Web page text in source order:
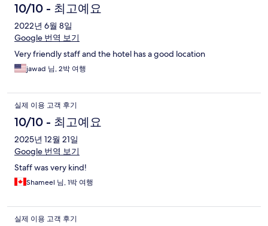
10/10 - 최고예요
2022년 6월 8일
Google 번역 보기
Very friendly staff and the hotel has a good location
jawad 님, 2박 여행
실제 이용 고객 후기
10/10 - 최고예요
2025년 12월 21일
Google 번역 보기
Staff was very kind!
Shameel 님, 1박 여행
실제 이용 고객 후기